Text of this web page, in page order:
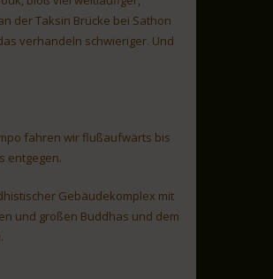
der Taksin Brücke bei Sathon
verhandeln schwieriger. Und
fahren wir flußaufwärts bis
entgegen.
Gebäudekomplex mit
und großen Buddhas und dem